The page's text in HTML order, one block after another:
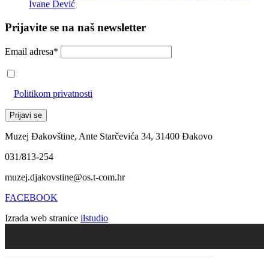
Ivane Dević
Prijavite se na naš newsletter
Email adresa*
Politikom privatnosti
Muzej Đakovštine, Ante Starčevića 34, 31400 Đakovo
031/813-254
muzej.djakovstine@os.t-com.hr
FACEBOOK
Izrada web stranice ilstudio